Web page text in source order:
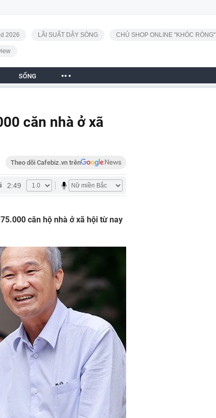
2026 LÃI SUẤT DẬY SÓNG CHỦ SHOP ONLINE "KHÓC RÒNG"
SỐNG
căn nhà ở xã
Theo dõi Cafebiz.vn trên
2:49
căn hộ nhà ở xã hội từ nay